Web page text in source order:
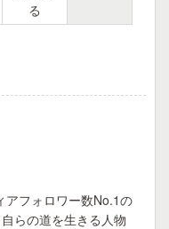
る
アフォロワー数No.1の
らの道を生きる人物